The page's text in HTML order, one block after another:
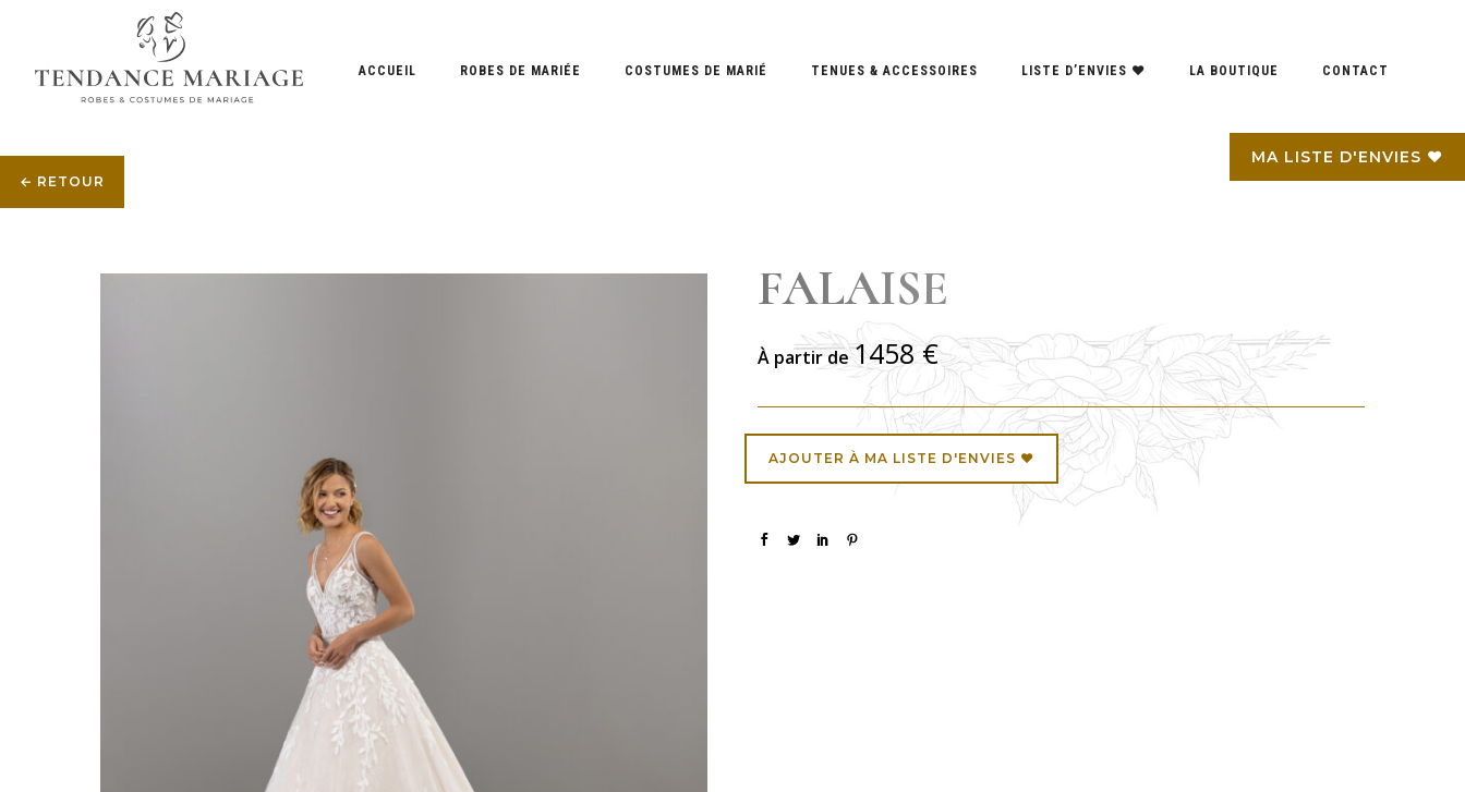
MA LISTE D'ENVIES ♥
ACCUEIL ROBES DE MARIÉE COSTUMES DE MARIÉ TENUES & ACCESSOIRES LISTE D’ENVIES ♥ LA BOUTIQUE CONTACT
← RETOUR
FALAISE
À partir de1458€
AJOUTER À MA LISTE D'ENVIES ♥